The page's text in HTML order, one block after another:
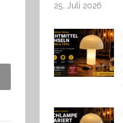
25. Juli 2026